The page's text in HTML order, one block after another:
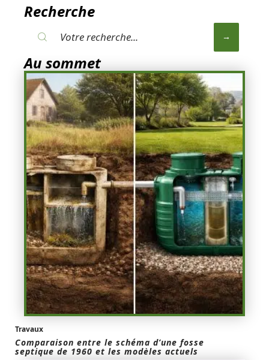
Recherche
Au sommet
Travaux
Comparaison entre le schéma d’une fosse
septique de 1960 et les modèles actuels